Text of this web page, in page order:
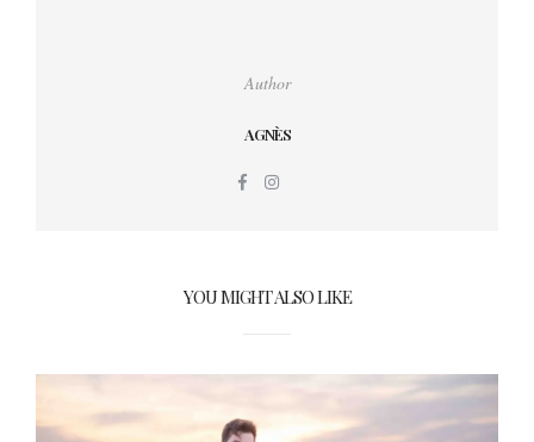
Author
AGNÈS
YOU MIGHT ALSO LIKE